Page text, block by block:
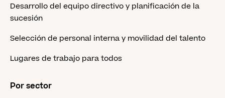
Desarrollo del equipo directivo y planificación de la
sucesión
Selección de personal interna y movilidad del talento
Lugares de trabajo para todos
Por sector